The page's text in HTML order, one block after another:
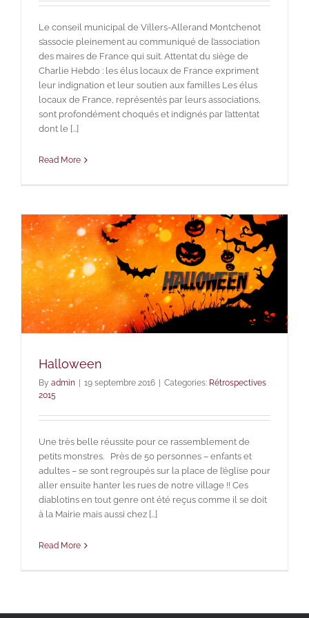
Le conseil municipal de Villers-Allerand Montchenot
s’associe pleinement au communiqué de l’association
des maires de France qui suit. Attentat du siège de
Charlie Hebdo : les élus locaux de France expriment
leur indignation et leur soutien aux familles Les élus
locaux de France, représentés par leurs associations,
sont profondément choqués et indignés par l’attentat
dont le [...]
Read More
Halloween
By admin 19 septembre 2016 Categories: Rétrospectives
2015
Une très belle réussite pour ce rassemblement de
petits monstres. Près de 50 personnes – enfants et
adultes – se sont regroupés sur la place de l’église pour
aller ensuite hanter les rues de notre village !! Ces
diablotins en tout genre ont été reçus comme il se doit
à la Mairie mais aussi chez [...]
Read More